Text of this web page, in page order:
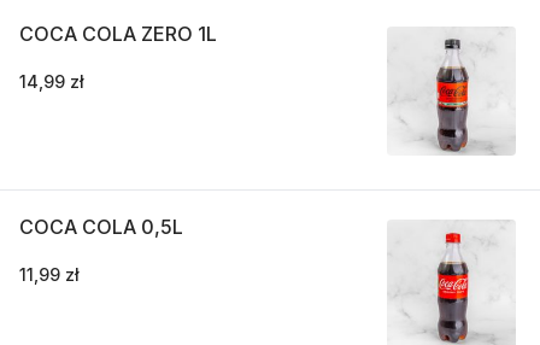
COCA COLA ZERO 1L
14,99 zł
COCA COLA 0,5L
11,99 zł